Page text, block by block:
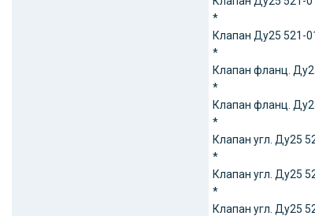
*
Клапан Ду25 521-
*
Клапан фланц.
*
Клапан фланц.
*
Клапан угл. Ду25
*
Клапан угл. Ду25
*
Клапан угл. Ду25